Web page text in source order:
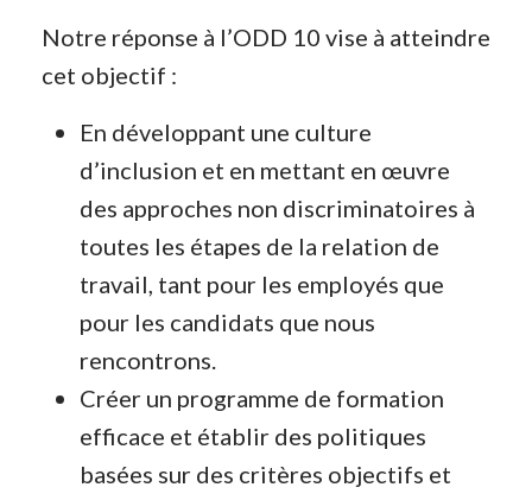
Notre réponse à l’ODD 10 vise à atteindre
cet objectif :
En développant une culture
d’inclusion et en mettant en œuvre
des approches non discriminatoires à
toutes les étapes de la relation de
travail, tant pour les employés que
pour les candidats que nous
rencontrons.
Créer un programme de formation
efficace et établir des politiques
basées sur des critères objectifs et